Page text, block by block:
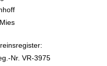
Nr. VR-3975